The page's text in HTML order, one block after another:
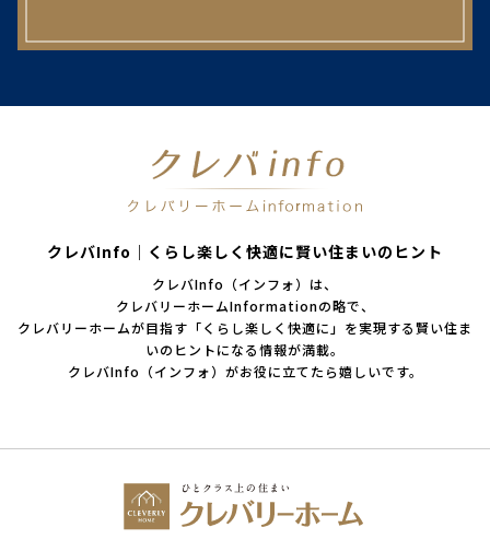
クレバInfo｜くらし楽しく快適に賢い住まいのヒント
クレバInfo（インフォ）は、
クレバリーホームInformationの略で、
クレバリーホームが目指す「くらし楽しく快適に」を実現する賢い住ま
いのヒントになる情報が満載。
クレバInfo（インフォ）がお役に立てたら嬉しいです。